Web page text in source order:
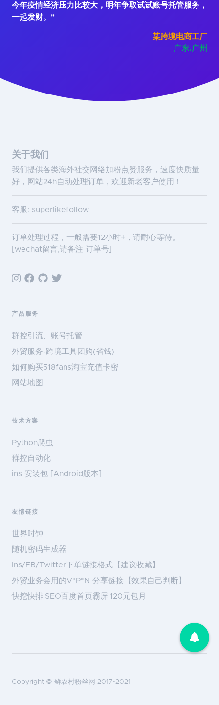
今年疫情经济压力比较大，明年争取试试账号托管服务，
一起发财。"
某跨境电商工厂
广东.广州
关于我们
我们提供各类海外社交网络加粉点赞服务，速度快质量
好，网站24h自动处理订单，欢迎新老客户使用！
客服: superlikefollow
订单处理过程，一般需要12小时+，请耐心等待。
[wechat留言,请备注 订单号]
产品服务
群控引流、账号托管
外贸服务-跨境工具团购(省钱)
如何购买518fans淘宝充值卡密
网站地图
技术方案
Python爬虫
群控自动化
ins 安装包 [Android版本]
友情链接
世界时钟
随机密码生成器
Ins/FB/Twitter下单链接格式【建议收藏】
外贸业务会用的V*P*N 分享链接【效果自己判断】
快挖快排|SEO百度首页霸屏|120元包月
Copyright © 鲜农村粉丝网 2017~2021